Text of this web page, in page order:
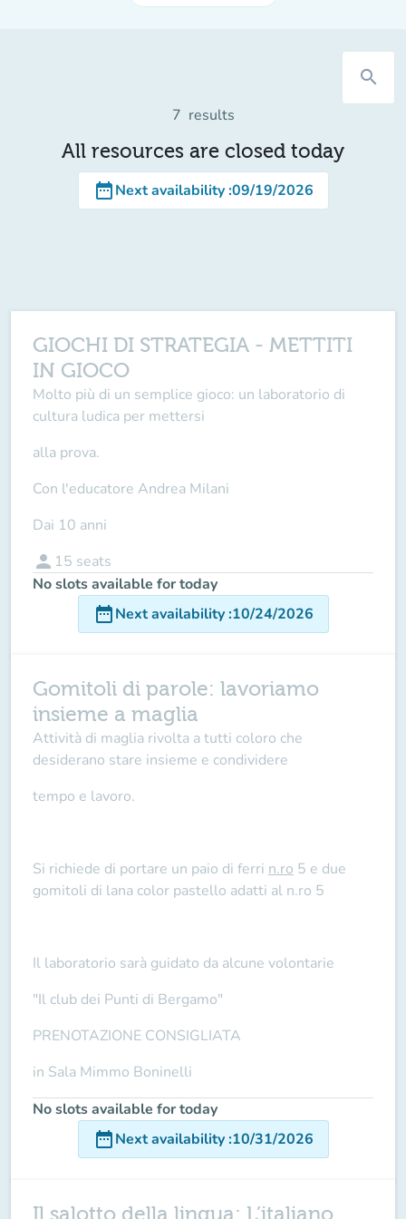
search
7 results
All resources are closed today
date_rangeNext availability:09/19/2026
GIOCHI DI STRATEGIA - METTITI
IN GIOCO
Molto più di un semplice gioco: un laboratorio di
cultura ludica per mettersi
alla prova.
Con l'educatore Andrea Milani
Dai 10 anni
person 15 seats
No slots available for today
date_rangeNext availability:10/24/2026
Gomitoli di parole: lavoriamo
insieme a maglia
Attività di maglia rivolta a tutti coloro che
desiderano stare insieme e condividere
tempo e lavoro.
Si richiede di portare un paio di ferri n.ro 5 e due
gomitoli di lana color pastello adatti al n.ro 5
Il laboratorio sarà guidato da alcune volontarie
"Il club dei Punti di Bergamo"
PRENOTAZIONE CONSIGLIATA
in Sala Mimmo Boninelli
No slots available for today
date_rangeNext availability:10/31/2026
Il salotto della lingua: L’italiano